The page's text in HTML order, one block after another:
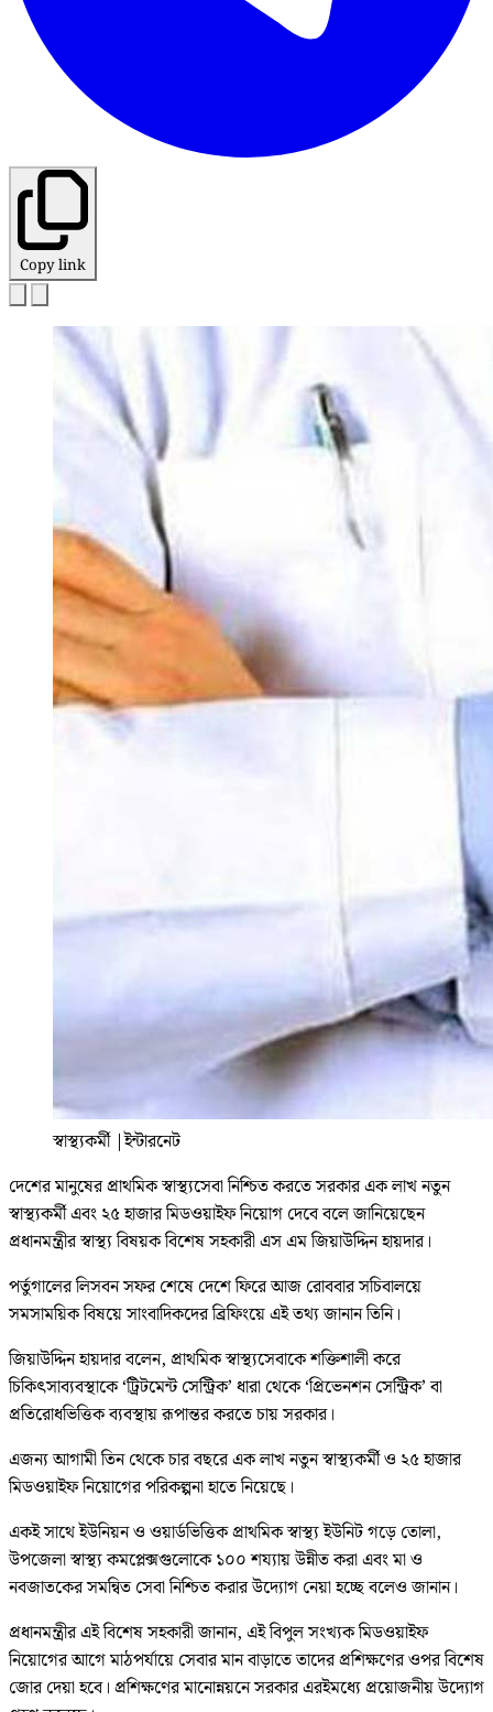
Copy link
স্বাস্থ্যকর্মী |ইন্টারনেট
দেশের মানুষের প্রাথমিক স্বাস্থ্যসেবা নিশ্চিত করতে সরকার এক লাখ নতুন
স্বাস্থ্যকর্মী এবং ২৫ হাজার মিডওয়াইফ নিয়োগ দেবে বলে জানিয়েছেন
প্রধানমন্ত্রীর স্বাস্থ্য বিষয়ক বিশেষ সহকারী এস এম জিয়াউদ্দিন হায়দার।
পর্তুগালের লিসবন সফর শেষে দেশে ফিরে আজ রোববার সচিবালয়ে
সমসাময়িক বিষয়ে সাংবাদিকদের ব্রিফিংয়ে এই তথ্য জানান তিনি।
জিয়াউদ্দিন হায়দার বলেন, প্রাথমিক স্বাস্থ্যসেবাকে শক্তিশালী করে
চিকিৎসাব্যবস্থাকে ‘ট্রিটমেন্ট সেন্ট্রিক’ ধারা থেকে ‘প্রিভেনশন সেন্ট্রিক’ বা
প্রতিরোধভিত্তিক ব্যবস্থায় রূপান্তর করতে চায় সরকার।
এজন্য আগামী তিন থেকে চার বছরে এক লাখ নতুন স্বাস্থ্যকর্মী ও ২৫ হাজার
মিডওয়াইফ নিয়োগের পরিকল্পনা হাতে নিয়েছে।
একই সাথে ইউনিয়ন ও ওয়ার্ডভিত্তিক প্রাথমিক স্বাস্থ্য ইউনিট গড়ে তোলা,
উপজেলা স্বাস্থ্য কমপ্লেক্সগুলোকে ১০০ শয্যায় উন্নীত করা এবং মা ও
নবজাতকের সমন্বিত সেবা নিশ্চিত করার উদ্যোগ নেয়া হচ্ছে বলেও জানান।
প্রধানমন্ত্রীর এই বিশেষ সহকারী জানান, এই বিপুল সংখ্যক মিডওয়াইফ
নিয়োগের আগে মাঠপর্যায়ে সেবার মান বাড়াতে তাদের প্রশিক্ষণের ওপর বিশেষ
জোর দেয়া হবে। প্রশিক্ষণের মানোন্নয়নে সরকার এরইমধ্যে প্রয়োজনীয় উদ্যোগ